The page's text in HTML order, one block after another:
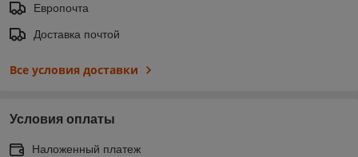
Европочта
Доставка почтой
Все условия доставки
Условия оплаты
Наложенный платеж